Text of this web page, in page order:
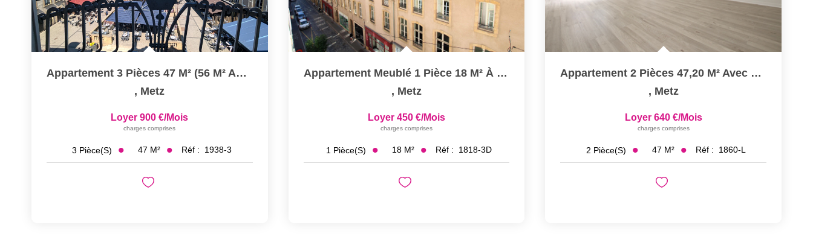
Appartement 3 Pièces 47 M² (56 M² Au Sol) À Louer À METZ...
, Metz
Loyer 900 €/mois
charges comprises
3 Pièce(s) 47 M² Réf : 1938-3
Appartement Meublé 1 Pièce 18 M² À Louer À METZ Hypercentre
, Metz
Loyer 450 €/mois
charges comprises
1 Pièce(s) 18 M² Réf : 1818-3D
Appartement 2 Pièces 47,20 M² Avec Parking Sécurisé À Louer...
, Metz
Loyer 640 €/mois
charges comprises
2 Pièce(s) 47 M² Réf : 1860-L